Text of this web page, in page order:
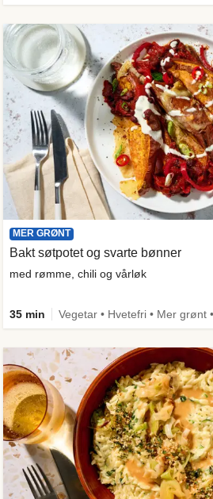
MER GRØNT
Bakt søtpotet og svarte bønner
med rømme, chili og vårløk
35 min